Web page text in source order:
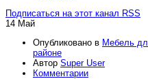
Подписаться на этот канал RSS
14 Май
Опубликовано в Мебель
районе
Автор Super User
Комментарии